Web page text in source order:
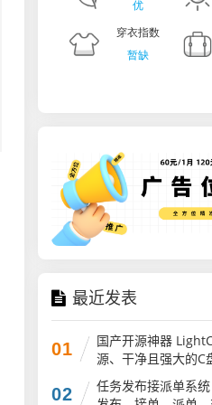
最近发表
01
国产开源神器
源、干净且强大的C
02
任务发布接派单系